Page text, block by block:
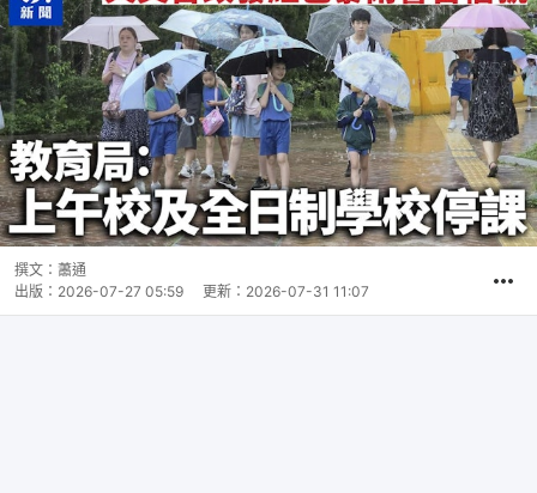
撰文： 蕭通
出版： 2026-07-27 05:59 更新： 2026-07-31 11:07